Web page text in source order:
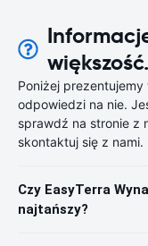
większość.
Poniżej
odpowiedzi na nie.
sprawdź na stronie z
skontaktuj się z nami.
Czy EasyTerra
najtańszy?